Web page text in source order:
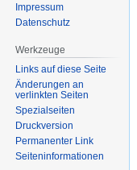
Impressum
Datenschutz
Werkzeuge
Links auf diese Seite
Änderungen an
verlinkten Seiten
Spezialseiten
Druckversion
Permanenter Link
Seiten­informationen